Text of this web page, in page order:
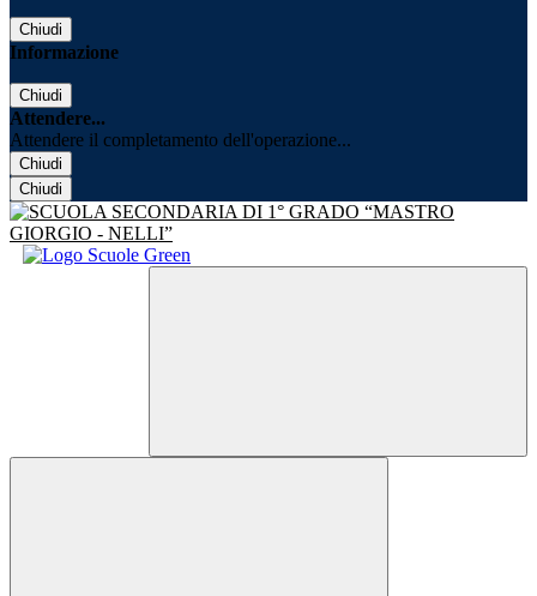
Chiudi
Informazione
Chiudi
Attendere...
Attendere il completamento dell'operazione...
Chiudi
Chiudi